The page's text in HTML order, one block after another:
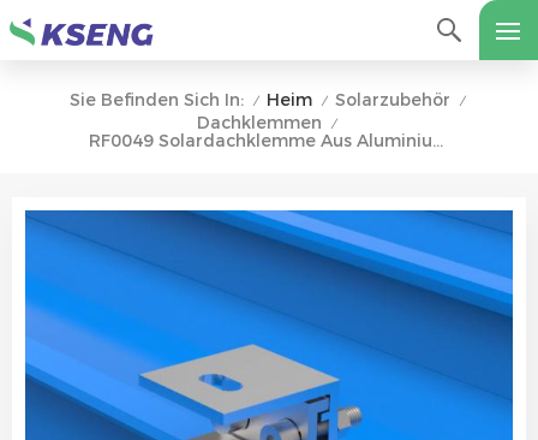
Sie Befinden Sich In: / Heim / Solarzubehör /
Dachklemmen /
RF0049 Solardachklemme Aus Aluminium Für Stehfalz-Metalldachmontage